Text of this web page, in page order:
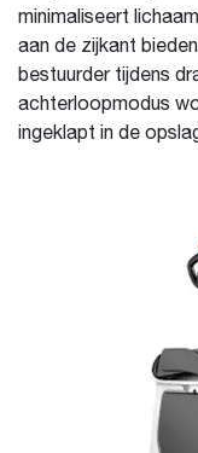
minimaliseert
aan de zijkant
bestuurder tijdens
achterloopmodus
ingeklapt in de